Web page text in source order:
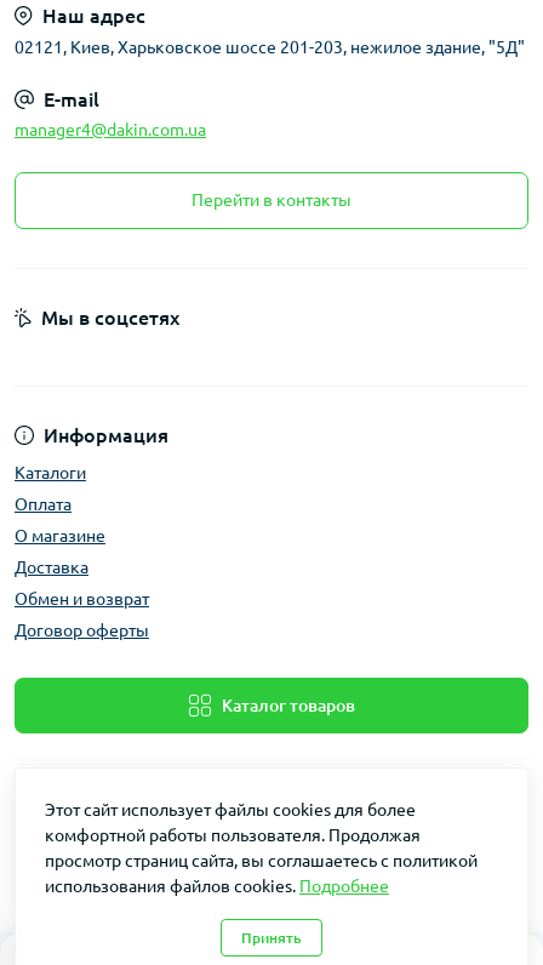
0
Наш адрес
02121, Киев, Харьковское шоссе 201-203, нежилое здание, "5Д"
E-mail
manager4@dakin.com.ua
Перейти в контакты
Информация
Каталоги
Оплата
О магазине
Доставка
Обмен и возврат
Договор оферты
Каталог товаров
Мы в соцсетях
Dakin © 2026
Этот сайт использует файлы cookies для более
комфортной работы пользователя. Продолжая
просмотр страниц сайта, вы соглашаетесь с политикой
использования файлов cookies. Подробнее
Принять